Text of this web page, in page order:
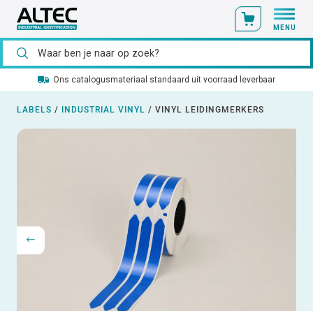
MENU
Ons catalogusmateriaal standaard uit voorraad leverbaar
LABELS / INDUSTRIAL VINYL / VINYL LEIDINGMERKERS